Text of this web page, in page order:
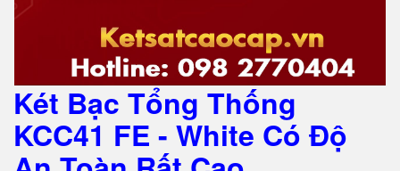
Két Bạc Tổng Thống
KCC41 FE - White Có Độ